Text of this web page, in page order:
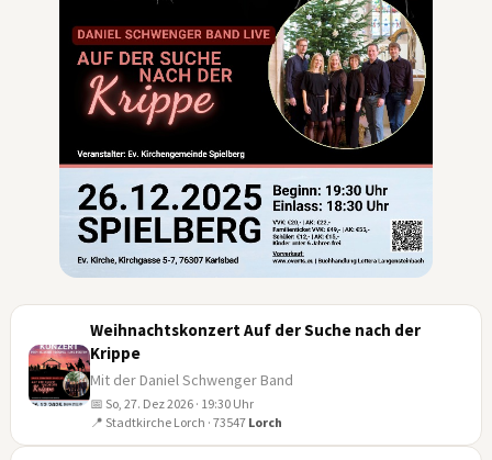
Weihnachtskonzert Auf der Suche nach der
Krippe
Mit der Daniel Schwenger Band
📅 So, 27. Dez 2026 · 19:30 Uhr
📍 Stadtkirche Lorch · 73547 Lorch